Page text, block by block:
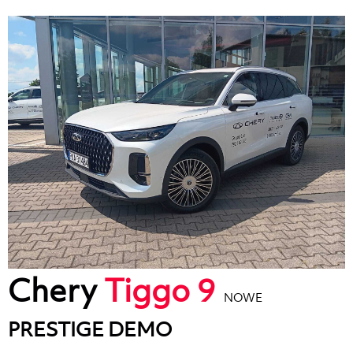
CheryTiggo 9 NOWE
PRESTIGE DEMO